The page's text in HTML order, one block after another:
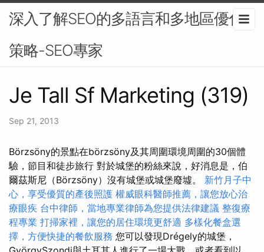
深入了解SEO的多語言和多地區優化
策略-SEO專家
Je Tall Sf Marketing (319)
Sep 21, 2013
Börzsöny的景點在börzsöny及其周圍環境周圍的30個體
驗，節目和徒步旅行 對於城堡的粉絲來說，好消息是，伯
爾茲斯尼（Börzsöny）沒有城堡或城堡廢墟。 新竹月子中
心，享受優質的產後照護 權威眼科醫師推薦，讓您放心治
療眼疾 台中律師，當地專業律師為您提供法律建議 整復療
程專業 打掃家裡，讓您的居住環境更舒適 多樣化餐盒選
擇，方便快捷的餐飲服務 您可以發現Drégely的城堡，